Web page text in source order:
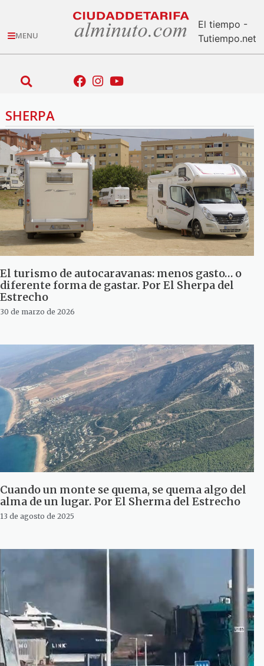
MENU
El tiempo -
Tutiempo.net
SHERPA
El turismo de autocaravanas: menos gasto… o
diferente forma de gastar. Por El Sherpa del
Estrecho
30 de marzo de 2026
Cuando un monte se quema, se quema algo del
alma de un lugar. Por El Sherma del Estrecho
13 de agosto de 2025